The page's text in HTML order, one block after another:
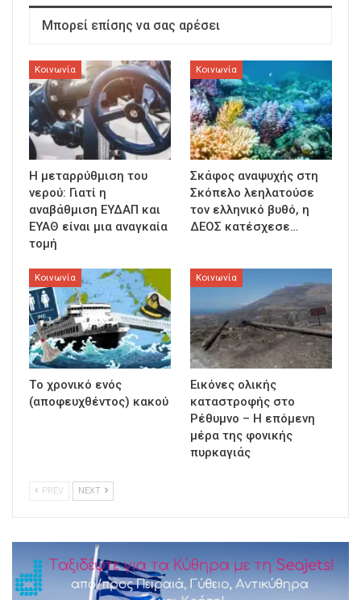
Μπορεί επίσης να σας αρέσει
Κοινωνία
Η μεταρρύθμιση του
νερού: Γιατί η
αναβάθμιση ΕΥΔΑΠ και
ΕΥΑΘ είναι μια αναγκαία
τομή
Κοινωνία
Σκάφος αναψυχής στη
Σκόπελο λεηλατούσε
τον ελληνικό βυθό, η
ΔΕΟΣ κατέσχεσε…
Κοινωνία
Τo χρονικό ενός
(αποφευχθέντος) κακού
Κοινωνία
Εικόνες ολικής
καταστροφής στο
Ρέθυμνο – Η επόμενη
μέρα της φονικής
πυρκαγιάς
PREV NEXT